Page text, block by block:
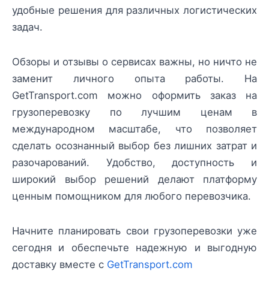
удобные решения для различных логистических
задач.
Обзоры и отзывы о сервисах важны, но ничто не
заменит личного опыта работы. На
GetTransport.com можно оформить заказ на
грузоперевозку по лучшим ценам в
международном масштабе, что позволяет
сделать осознанный выбор без лишних затрат и
разочарований. Удобство, доступность и
широкий выбор решений делают платформу
ценным помощником для любого перевозчика.
Начните планировать свои грузоперевозки уже
сегодня и обеспечьте надежную и выгодную
доставку вместе с GetTransport.com